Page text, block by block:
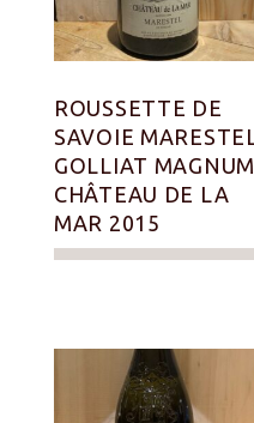
ROUSSETTE DE
SAVOIE MARESTEL
GOLLIAT MAGNUM
CHÂTEAU DE LA
MAR 2015